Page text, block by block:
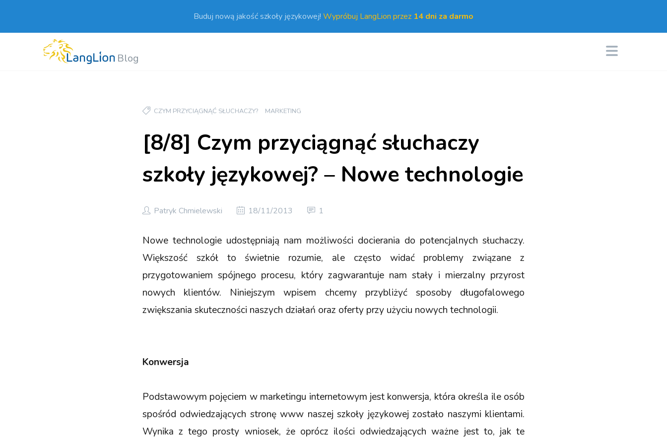
Buduj nową jakość szkoły językowej! Wypróbuj LangLion przez 14 dni za darmo
Blog
CZYM PRZYCIĄGNĄĆ SŁUCHACZY? MARKETING
[8/8] Czym przyciągnąć słuchaczy
szkoły językowej? – Nowe technologie
Patryk Chmielewski 18/11/2013 1
Nowe technologie udostępniają nam możliwości docierania do potencjalnych słuchaczy.
Większość szkół to świetnie rozumie, ale często widać problemy związane z
przygotowaniem spójnego procesu, który zagwarantuje nam stały i mierzalny przyrost
nowych klientów. Niniejszym wpisem chcemy przybliżyć sposoby długofalowego
zwiększania skuteczności naszych działań oraz oferty przy użyciu nowych technologii.
Konwersja
Podstawowym pojęciem w marketingu internetowym jest konwersja, która określa ile osób
spośród odwiedzających stronę www naszej szkoły językowej zostało naszymi klientami.
Wynika z tego prosty wniosek, że oprócz ilości odwiedzających ważne jest to, jak te